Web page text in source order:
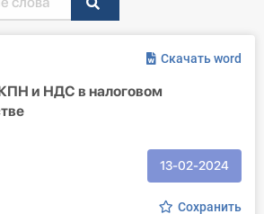
Скачать word
и НДС в налоговом
13-02-2024
Сохранить